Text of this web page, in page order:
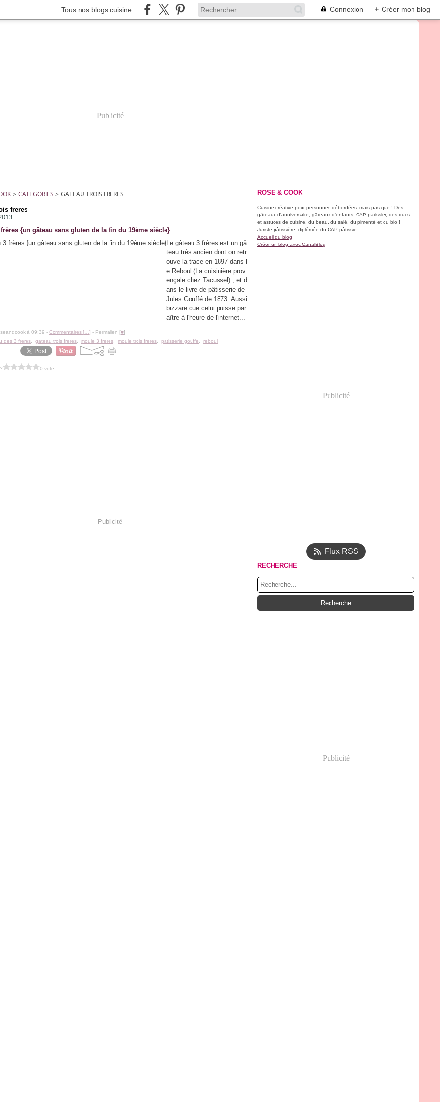
Tous nos blogs cuisine Connexion + Créer mon blog
Publicité
> CATEGORIES > GATEAU TROIS FRERES
freres
frères {un gâteau sans gluten de la fin du 19ème siècle}
Le gâteau 3 frères est un gâ
teau très ancien dont on retr
ouve la trace en 1897 dans l
e Reboul (La cuisinière prov
ençale chez Tacussel) , et d
ans le livre de pâtisserie de
Jules Gouffé de 1873. Aussi
bizzare que celui puisse par
aître à l'heure de l'internet...
à 09:39 - Commentaires [ ] - Permalien [#]
des 3 freres gateau trois freres moule 3 freres moule trois freres patisserie gouffe reboul
0 vote
Publicité
ROSE & COOK
Cuisine créative pour personnes débordées, mais pas que ! Des
gâteaux d'anniversaire, gâteaux d'enfants, CAP patissier, des trucs
et astuces de cuisine, du beau, du salé, du pimenté et du bio !
Juriste-pâtissière, diplômée du CAP pâtissier.
Accueil du blog
Créer un blog avec CanalBlog
Publicité
Flux RSS
RECHERCHE
Publicité